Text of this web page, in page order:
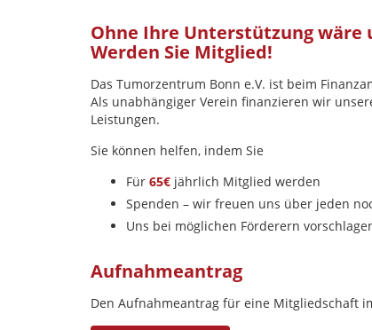
Ohne Ihre Unterstützung wäre
Werden Sie Mitglied!
Das Tumorzentrum Bonn e.V. ist beim
Als unabhängiger Verein finanzieren wir
Leistungen.
Sie können helfen, indem Sie
Für 65€ jährlich Mitglied werden
Spenden – wir freuen uns über jeden
Uns bei möglichen Förderern
Aufnahmeantrag
Den Aufnahmeantrag für eine Mitgliedschaft